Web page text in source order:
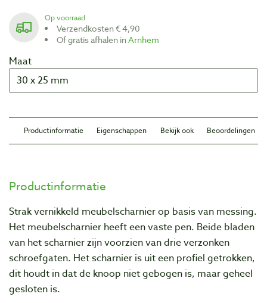
Op voorraad
Verzendkosten € 4,90
Of gratis afhalen inArnhem
Maat
Productinformatie Eigenschappen Bekijk ook Beoordelingen
Productinformatie
Strak vernikkeld meubelscharnier op basis van messing.
Het meubelscharnier heeft een vaste pen. Beide bladen
van het scharnier zijn voorzien van drie verzonken
schroefgaten. Het scharnier is uit een profiel getrokken,
dit houdt in dat de knoop niet gebogen is, maar geheel
gesloten is.